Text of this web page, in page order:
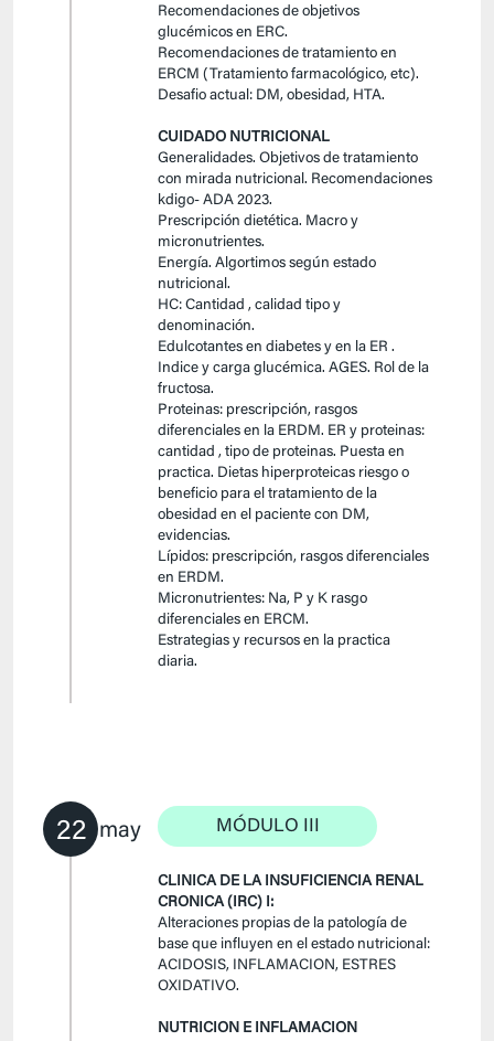
Recomendaciones de objetivos
glucémicos en ERC.
Recomendaciones de tratamiento en
ERCM (Tratamiento farmacológico, etc).
Desafio actual: DM, obesidad, HTA.
CUIDADO NUTRICIONAL
Generalidades. Objetivos de tratamiento
con mirada nutricional. Recomendaciones
kdigo- ADA 2023.
Prescripción dietética. Macro y
micronutrientes.
Energía. Algortimos según estado
nutricional.
HC: Cantidad , calidad tipo y
denominación.
Edulcotantes en diabetes y en la ER .
Indice y carga glucémica. AGES. Rol de la
fructosa.
Proteinas: prescripción, rasgos
diferenciales en la ERDM. ER y proteinas:
cantidad , tipo de proteinas. Puesta en
practica. Dietas hiperproteicas riesgo o
beneficio para el tratamiento de la
obesidad en el paciente con DM,
evidencias.
Lípidos: prescripción, rasgos diferenciales
en ERDM.
Micronutrientes: Na, P y K rasgo
diferenciales en ERCM.
Estrategias y recursos en la practica
diaria.
22 may MÓDULO III
CLINICA DE LA INSUFICIENCIA RENAL
CRONICA (IRC) I:
Alteraciones propias de la patología de
base que influyen en el estado nutricional:
ACIDOSIS, INFLAMACION, ESTRES
OXIDATIVO.
NUTRICION E INFLAMACION